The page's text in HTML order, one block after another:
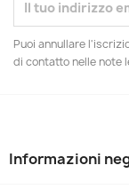
Puoi annullare
di contatto nelle note
Informazioni